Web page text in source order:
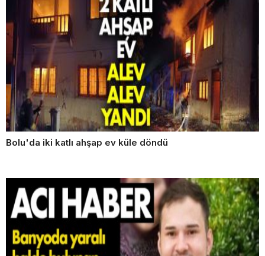
Bolu'da iki katlı ahşap ev küle döndü